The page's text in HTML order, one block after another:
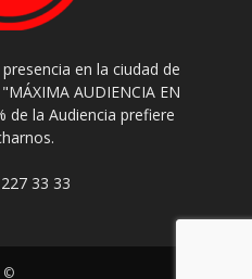
en la ciudad de
AUDIENCIA EN
de la Audiencia prefiere
33 33
©